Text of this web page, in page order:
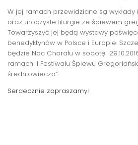
W jej ramach przewidziane są wykłady
oraz uroczyste liturgie ze śpiewem
Towarzyszyć jej będą wystawy
benedyktynów w Polsce i Europie.
będzie Noc Chorału w sobotę
ramach II Festiwalu Śpiewu
średniowiecza”.
Serdecznie zapraszamy!